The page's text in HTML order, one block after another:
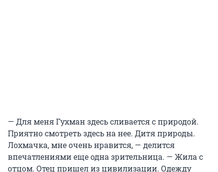
— Для меня Гухман здесь сливается с природой.
Приятно смотреть здесь на нее. Дитя природы.
Лохмачка, мне очень нравится, — делится
впечатлениями еще одна зрительница. — Жила с
отцом. Отец пришел из цивилизации. Одежду